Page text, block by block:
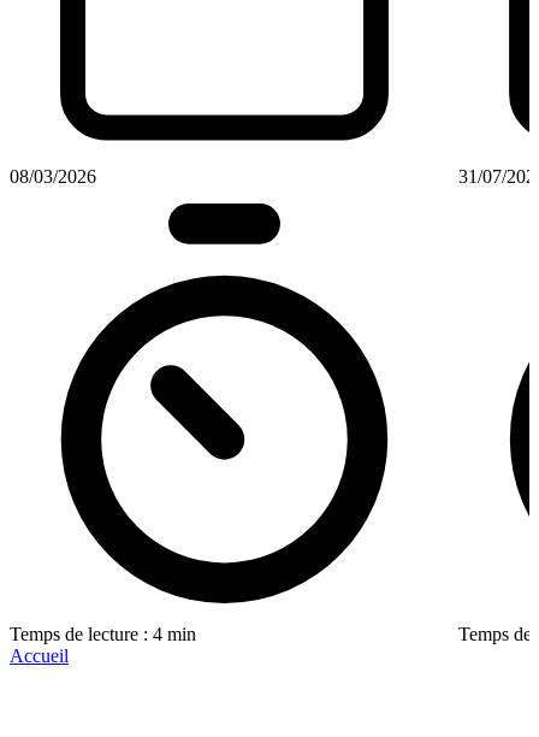
08/03/2026
Temps de lecture : 4 min
31/07/
Temps de
Accueil